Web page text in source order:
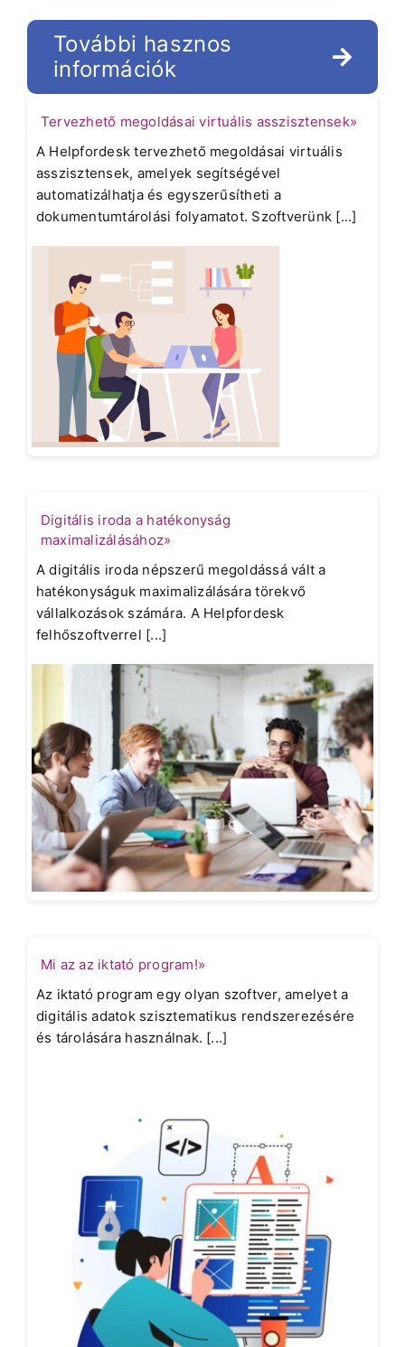
További hasznos
információk
Tervezhető megoldásai virtuális asszisztensek»
A Helpfordesk tervezhető megoldásai virtuális
asszisztensek, amelyek segítségével
automatizálhatja és egyszerűsítheti a
dokumentumtárolási folyamatot. Szoftverünk [...]
Digitális iroda a hatékonyság
maximalizálásához»
A digitális iroda népszerű megoldássá vált a
hatékonyságuk maximalizálására törekvő
vállalkozások számára. A Helpfordesk
felhőszoftverrel [...]
Mi az az iktató program!»
Az iktató program egy olyan szoftver, amelyet a
digitális adatok szisztematikus rendszerezésére
és tárolására használnak. [...]